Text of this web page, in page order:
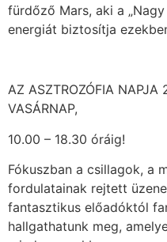
fürdőző Mars, aki a
energiát biztosítja
AZ ASZTROZÓFIA
VASÁRNAP,
10.00 – 18.30 óráig!
Fókuszban a csillagok, a
fordulatainak rejtett
fantasztikus előadóktól
hallgathatunk meg,